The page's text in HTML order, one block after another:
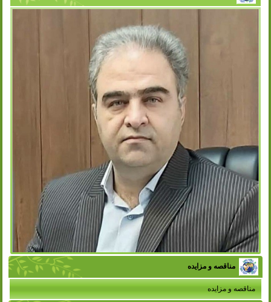
مناقصه و مزایده
مناقصه و مزایده